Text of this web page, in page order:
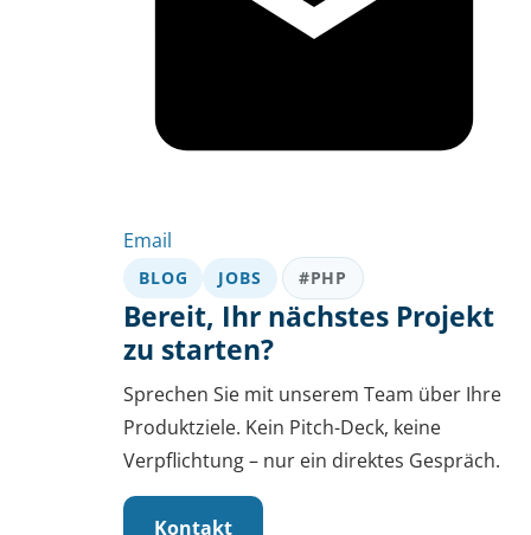
Email
BLOG JOBS #PHP
Bereit, Ihr nächstes Projekt
zu starten?
Sprechen Sie mit unserem Team über Ihre
Produktziele. Kein Pitch-Deck, keine
Verpflichtung – nur ein direktes Gespräch.
Kontakt